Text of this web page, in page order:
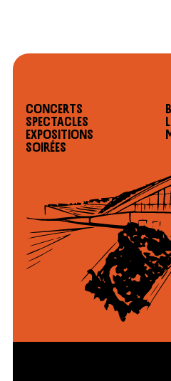
Concerts
Spectacles
Expositions
Soirées